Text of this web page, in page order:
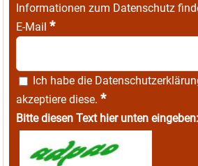
Informationen zum Datenschutz
E-Mail *
Ich habe die
akzeptiere diese. *
Bitte diesen Text hier unten eingeben: